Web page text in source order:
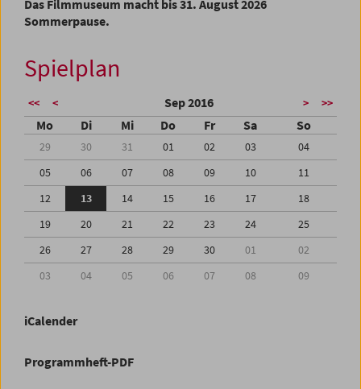
Das Filmmuseum macht bis 31. August 2026
Sommerpause.
Spielplan
<< < Sep 2016 > >>
Mo Di Mi Do Fr Sa So
29 30 31 01 02 03
04
05
06 07 08 09 10
11
12
13 14 15 16 17
18
19
20 21 22 23 24
25
26
27 28 29 30 01
02
03
04 05 06 07 08 09
iCalender
Programmheft-PDF